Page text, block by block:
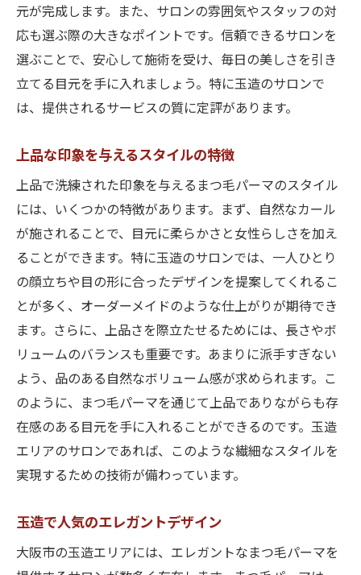
元が完成します。また、サロンの雰囲気やスタッフの対
応も選ぶ際の大きなポイントです。信頼できるサロンを
選ぶことで、安心して施術を受け、毎日の美しさを引き
立てる目元を手に入れましょう。特に玉造のサロンで
は、提供されるサービスの質に定評があります。
上品な印象を与えるスタイルの特徴
上品で洗練された印象を与えるまつ毛パーマのスタイル
には、いくつかの特徴があります。まず、自然なカール
が施されることで、目元に柔らかさと女性らしさを加え
ることができます。特に玉造のサロンでは、一人ひとり
の顔立ちや目の形に合ったデザインを提案してくれるこ
とが多く、オーダーメイドのような仕上がりが期待でき
ます。さらに、上品さを際立たせるためには、長さやボ
リュームのバランスも重要です。あまりに派手すぎない
よう、品のある自然なボリューム感が求められます。こ
のように、まつ毛パーマを通じて上品でありながらも存
在感のある目元を手に入れることができるのです。玉造
エリアのサロンであれば、このような繊細なスタイルを
実現するための技術が備わっています。
玉造で人気のエレガントデザイン
大阪市の玉造エリアには、エレガントなまつ毛パーマを